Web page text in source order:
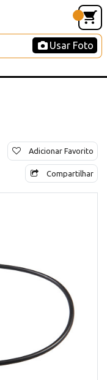
Usar Foto
Adicionar Favorito
Compartilhar